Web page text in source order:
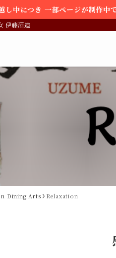
し中につき 一部ページが制作中
伊藤酒造
Dining Arts Relaxation